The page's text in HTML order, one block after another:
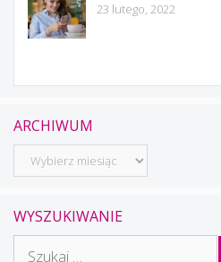
23 lutego, 2022
ARCHIWUM
Archiwum
WYSZUKIWANIE